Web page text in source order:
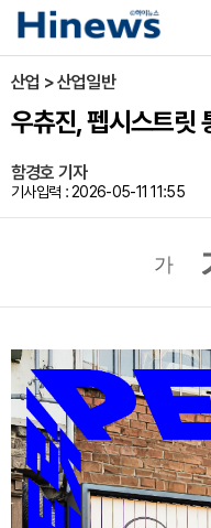
산업 > 산업일반
우츄진, 펩시스트릿
함경호 기자
기사입력 : 2026-05-11 11:55
가